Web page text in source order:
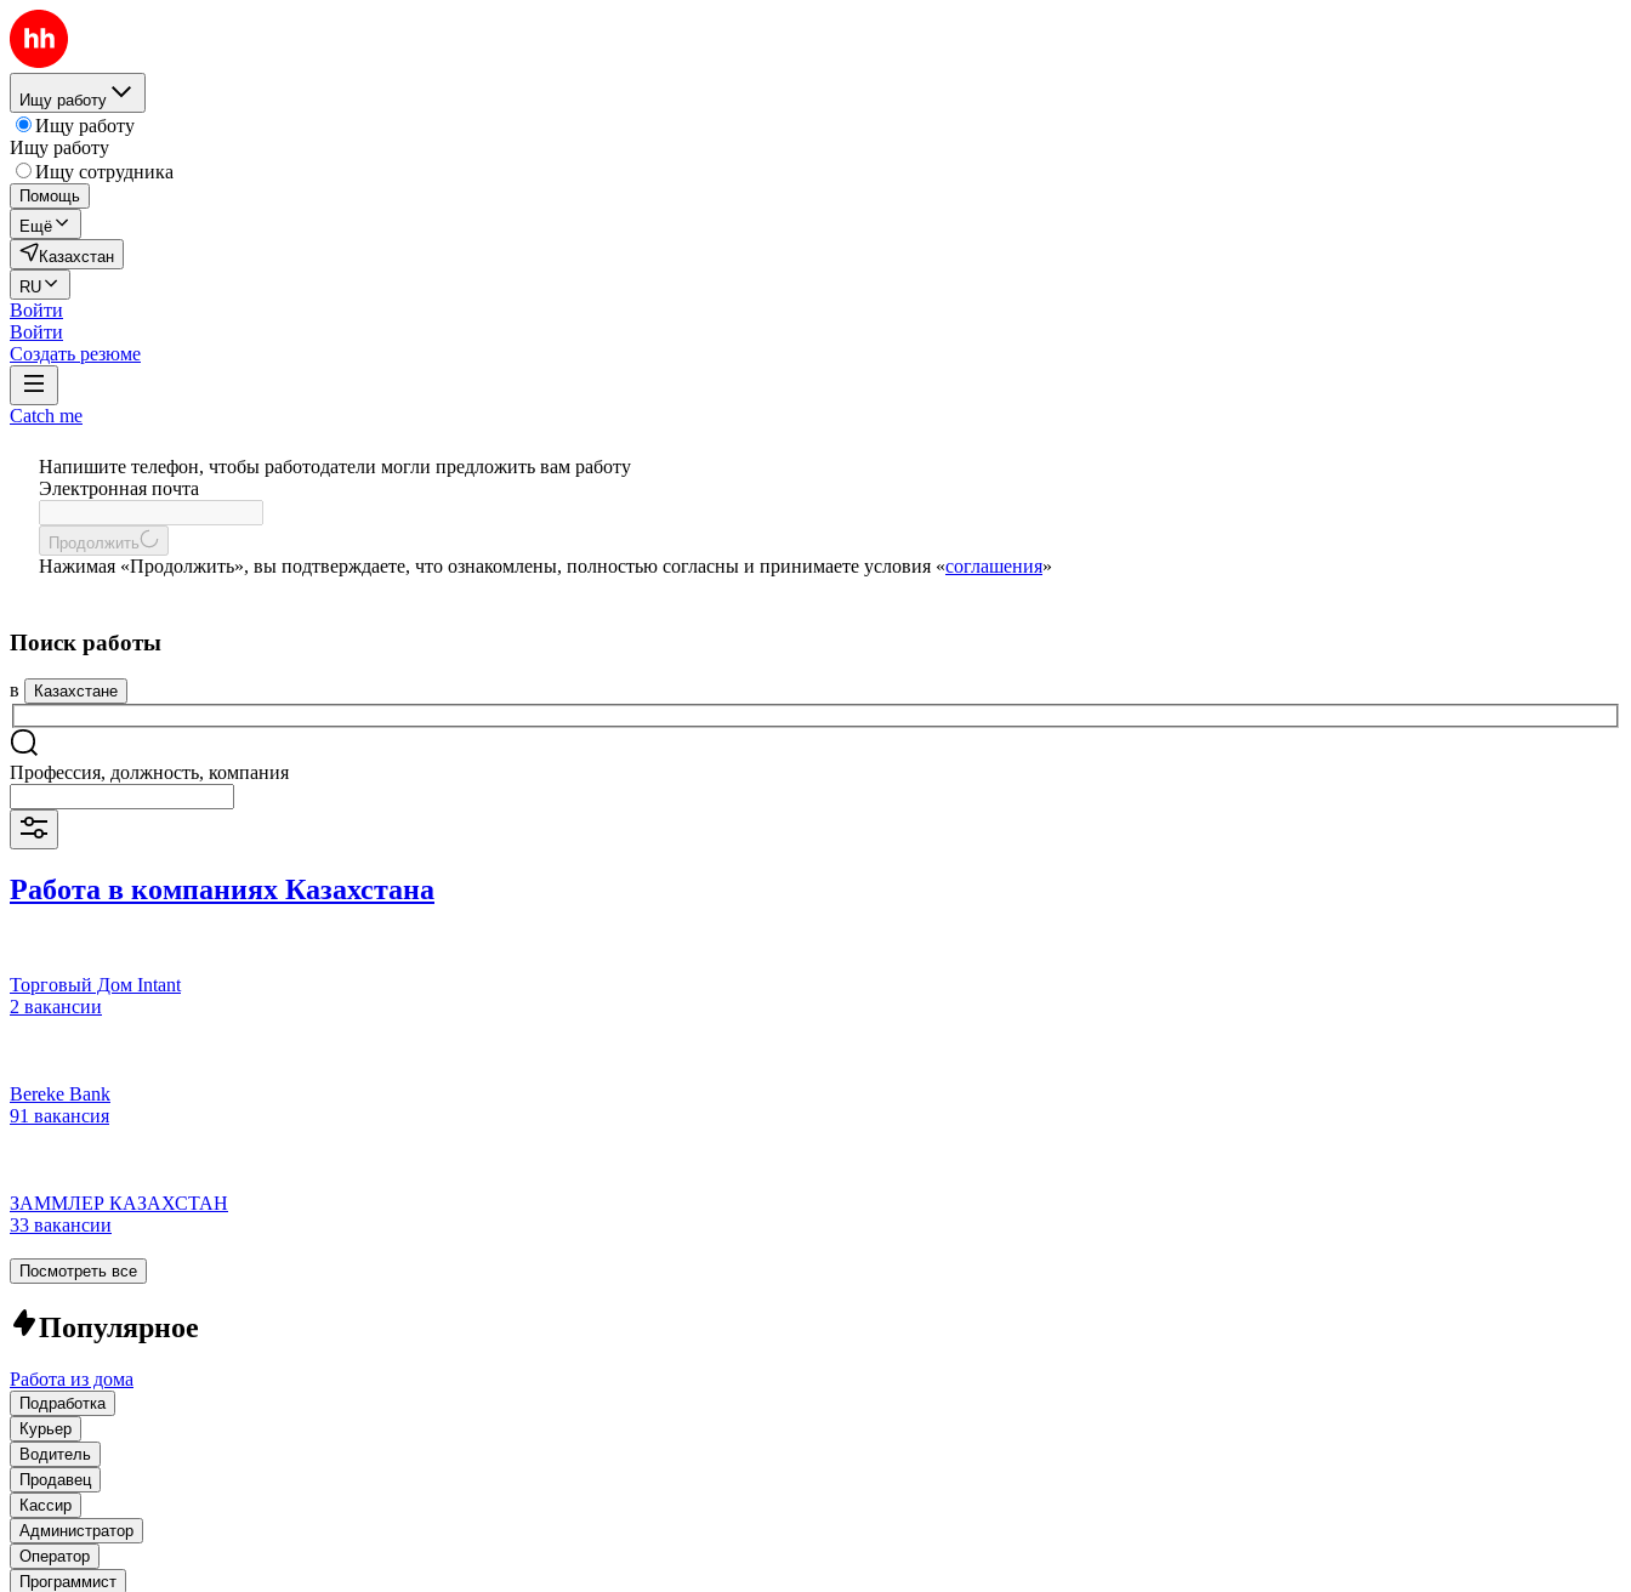
Ищу работу
Ищу работу
Ищу работу
Ищу сотрудника
Помощь
Ещё
Казахстан
RU
Войти
Войти
Создать резюме
Catch me
Напишите телефон, чтобы работодатели могли предложить вам работу
Электронная почта
Продолжить
Нажимая «Продолжить», вы подтверждаете, что ознакомлены, полностью согласны и принимаете условия «соглашения»
Поиск работы
в Казахстане
Профессия, должность, компания
Работа в компаниях Казахстана
Торговый Дом Intant
2 вакансии
Bereke Bank
91 вакансия
ЗАММЛЕР КАЗАХСТАН
33 вакансии
Посмотреть все
Популярное
Работа из дома
Подработка
Курьер
Водитель
Продавец
Кассир
Администратор
Оператор
Программист